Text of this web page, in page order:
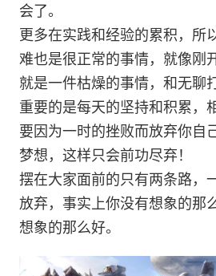
会了。
更多在实践和经验的累积，所
难也是很正常的事情，就像刚
就是一件枯燥的事情，和无聊
重要的是每天的坚持和积累，
要因为一时的挫败而放弃你自
梦想，这样只会前功尽弃！
摆在大家面前的只有两条路，
放弃，事实上你没有想象的那
想象的那么好。